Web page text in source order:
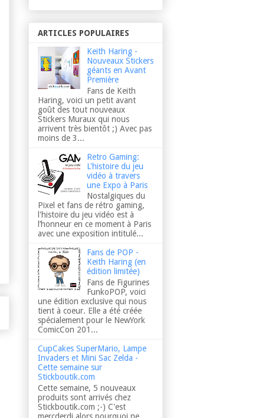
ARTICLES POPULAIRES
Keith Haring -
Nouveaux Stickers
géants en Avant
Première
Fans de Keith
Haring, voici un petit avant
goût des tout nouveaux
Stickers Muraux qui nous
arrivent très bientôt ;) Avec pas
moins de 3...
Retro Gaming:
L'histoire du jeu
vidéo à travers
une Expo à Paris
Nostalgiques du
Pixel et fans de rétro gaming,
l'histoire du jeu vidéo est à
l’honneur en ce moment à Paris
avec une exposition intitulé...
Fans de POP -
Keith Haring (en
édition limitée)
Fans de Figurines
FunkoPOP, voici
une édition exclusive qui nous
tient à coeur. Elle a été créée
spécialement pour le NewYork
ComicCon 201...
CupCakes SuperMario, Lampe
Invaders et Mini Sac Zelda -
Cette semaine sur
Stickboutik.com
Cette semaine, 5 nouveaux
produits sont arrivés chez
Stickboutik.com ;-) C'est